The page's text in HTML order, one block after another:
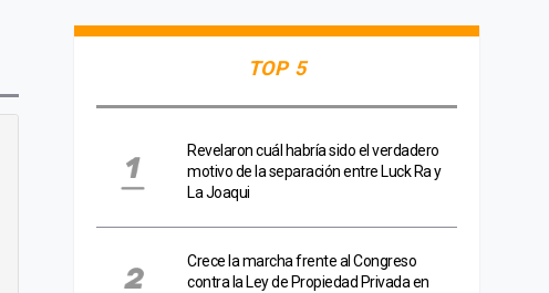
TOP 5
Revelaron cuál habría sido el verdadero
motivo de la separación entre Luck Ra y
La Joaqui
Crece la marcha frente al Congreso
contra la Ley de Propiedad Privada en